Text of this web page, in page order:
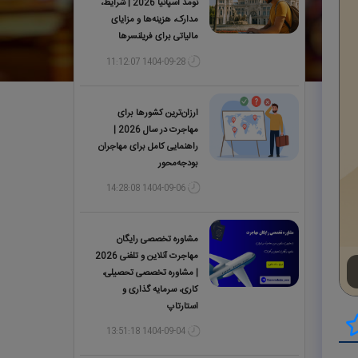
نومد اسپانیا 2026 | شرایط،
مدارک، هزینه‌ها و مزایای
مالیاتی برای فریلنسرها
1404-09-28 11:12:07
ارزان‌ترین کشورها برای
مهاجرت در سال 2026 |
راهنمایی کامل برای مهاجران
بودجه‌محور
1404-09-06 14:28:08
مشاوره تخصصی رایگان
مهاجرت آنلاین و تلفنی 2026
| مشاوره تخصصی تحصیلی،
کاری، سرمایه گذاری و
استارتاپ
1404-09-04 13:51:18